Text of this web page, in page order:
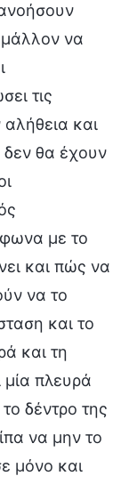
μάλλον να
τις
και
δεν θα έχουν
με το
και πώς να
να το
και το
και τη
πλευρά
δέντρο της
να μην το
μόνο και